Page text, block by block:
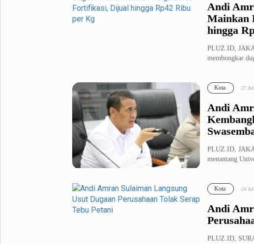
Andi
Mainkan
hingga
PLUZ.ID,
membongkar
Andi
Kota 27
PLUZ.ID,
menantang
Andi
Kota 24
PLUZ.ID,